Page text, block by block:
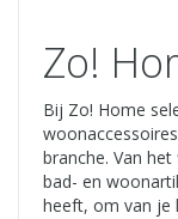
Zo!
Bij Zo! Home
branche. Van
bad- en
heeft, om van je